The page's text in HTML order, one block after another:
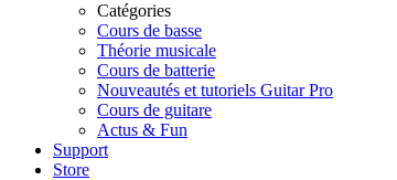
Catégories
Cours de basse
Théorie musicale
Cours de batterie
Nouveautés et tutoriels Guitar Pro
Cours de guitare
Actus & Fun
Support
Store